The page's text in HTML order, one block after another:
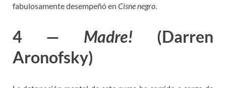
fabulosamente desempeñó en Cisne negro
4 — Madre! (Darren
Aronofsky)